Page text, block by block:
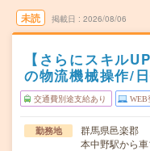
未読 掲載日 2026/08/06
【さらにスキル
の物流機械操作/
交通費別途支給あり WEB
勤務地
群馬県邑楽郡
本中野駅から